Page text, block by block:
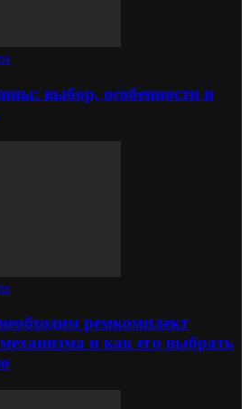
выбор, особенности и
ремкомплект
и как его выбрать